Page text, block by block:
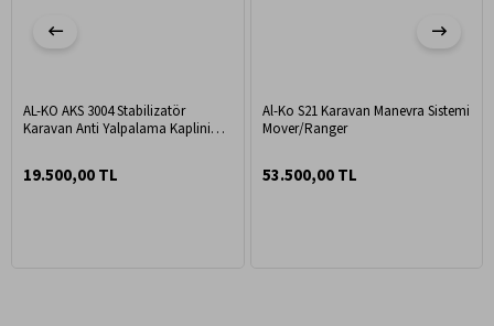
AL-KO AKS 3004 Stabilizatör
Karavan Anti Yalpalama Kaplini
19.500,00 TL
Al-Ko S21 Karavan Manevra Sistemi
Mover/Ranger
53.500,00 TL